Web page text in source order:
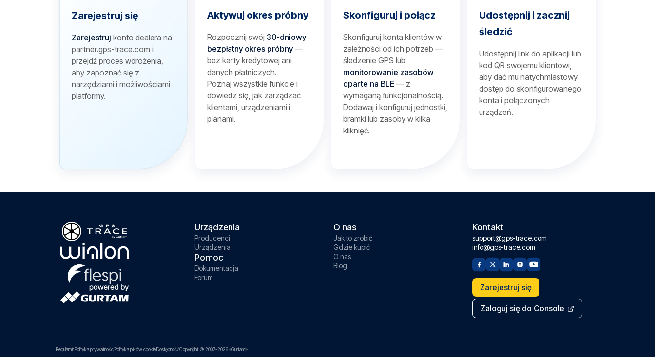
Zarejestruj się
Zarejestruj konto dealera na
partner.gps-trace.com i
przejdź proces wdrożenia,
aby zapoznać się z
narzędziami i możliwościami
platformy.
Aktywuj okres próbny
Rozpocznij swój 30-dniowy
bezpłatny okres próbny—
bez karty kredytowej ani
danych płatniczych.
Poznaj wszystkie funkcje i
dowiedz się, jak zarządzać
klientami, urządzeniami i
planami.
Skonfiguruj i połącz
Skonfiguruj konta klientów w
zależności od ich potrzeb —
śledzenie GPS lub
monitorowanie zasobów
oparte na BLE — z
wymaganą funkcjonalnością.
Dodawaj i konfiguruj jednostki,
bramki lub zasoby w kilka
kliknięć.
Udostępnij i zacznij
śledzić
Udostępnij link do aplikacji lub
kod QR swojemu klientowi,
aby dać mu natychmiastowy
dostęp do skonfigurowanego
konta i połączonych
urządzeń.
Urządzenia
Producenci
Urządzenia
Pomoc
Dokumentacja
Forum
O nas
Jak to zrobić
Gdzie kupić
O nas
Blog
Kontakt
support@gps-trace.com
info@gps-trace.com
Zarejestruj się
Zaloguj się do Console
RegulaminPolityka prywatnościPolityka plików cookieDostępnośćCopyright © 2007-2026 «Gurtam»